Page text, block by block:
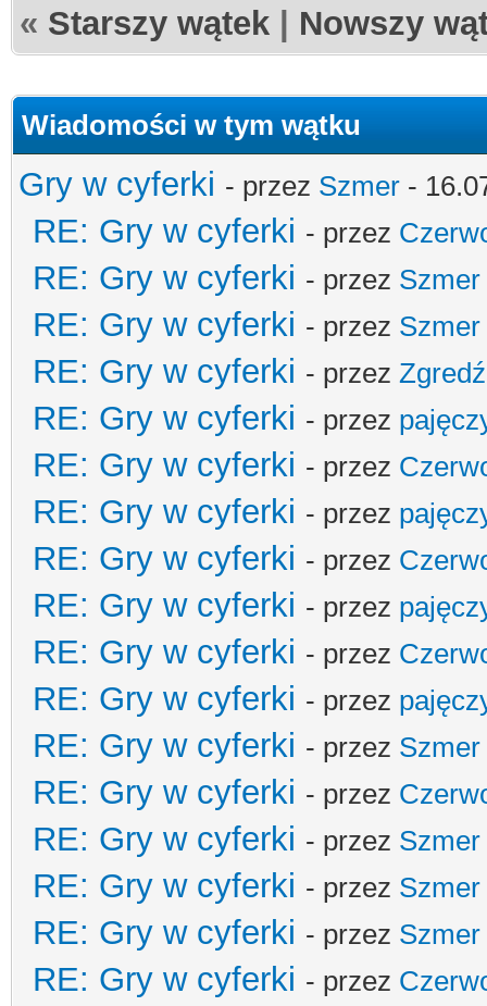
« Starszy wątek Nowszy
Wiadomości w tym wątku
Gry w cyferki - przez Szmer -
RE: Gry w cyferki - przez
RE: Gry w cyferki - przez Szmer
RE: Gry w cyferki - przez Szmer
RE: Gry w cyferki - przez
RE: Gry w cyferki - przez
RE: Gry w cyferki - przez
RE: Gry w cyferki - przez
RE: Gry w cyferki - przez
RE: Gry w cyferki - przez
RE: Gry w cyferki - przez
RE: Gry w cyferki - przez
RE: Gry w cyferki - przez Szmer
RE: Gry w cyferki - przez
RE: Gry w cyferki - przez Szmer
RE: Gry w cyferki - przez Szmer
RE: Gry w cyferki - przez Szmer
RE: Gry w cyferki - przez